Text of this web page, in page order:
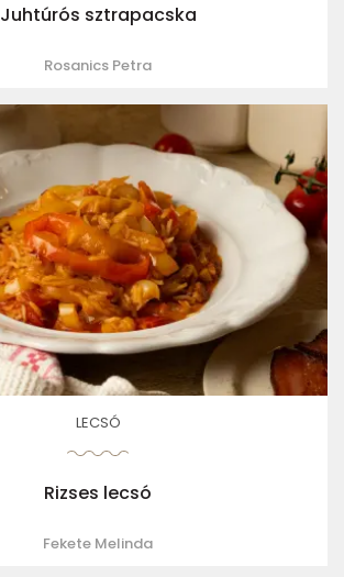
Juhtúrós sztrapacska
Rosanics Petra
LECSÓ
Rizses lecsó
Fekete Melinda